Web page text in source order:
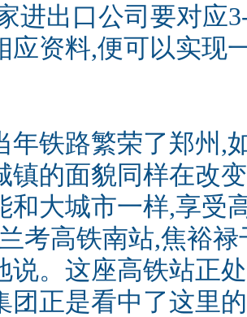
进出口公司要对应
应资料,便可以实现
铁路繁荣了郑州,
镇的面貌同样在改
和大城市一样,享受
考高铁南站,焦裕
说。这座高铁站正
团正是看中了这里